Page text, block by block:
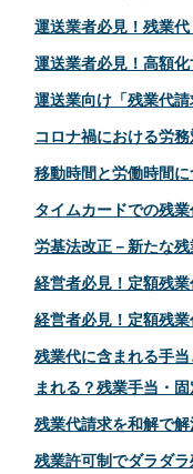
運送業者必見！残業
運送業者必見！高額
運送業向け「残業代
コロナ禍における労
移動時間と労働時間
タイムカードでの残
労基法改正－新たな
経営者必見！定額残
経営者必見！定額残
残業代に含まれる手
まれる？残業手当・
残業代請求を和解で
残業許可制でダラダ